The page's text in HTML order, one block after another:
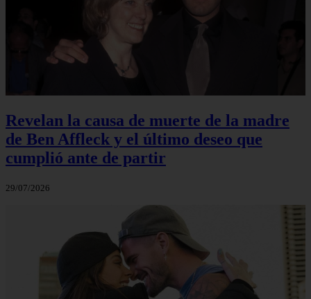
Revelan la causa de muerte de la madre
de Ben Affleck y el último deseo que
cumplió ante de partir
29/07/2026